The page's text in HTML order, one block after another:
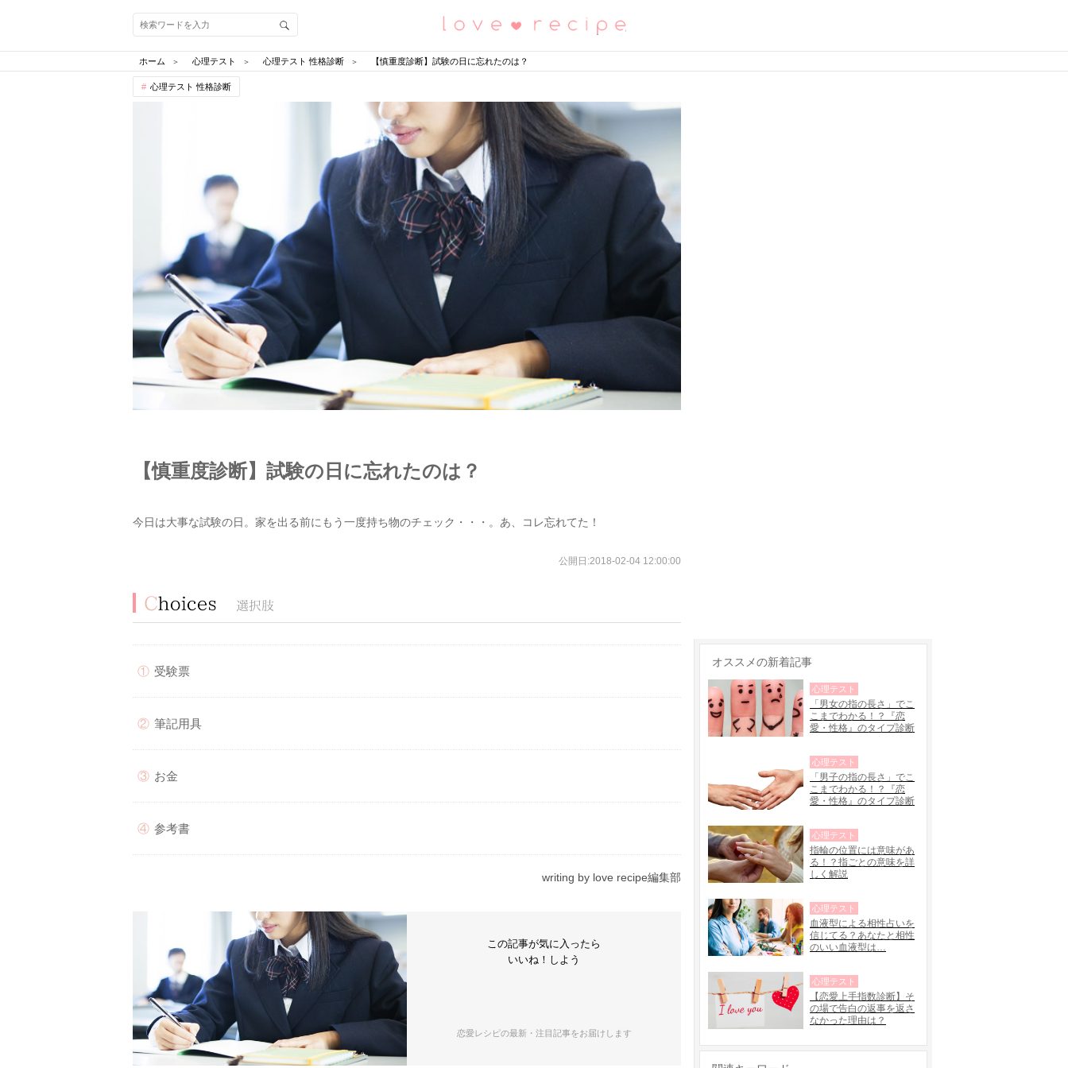
恋愛レシピ
ホーム 心理テスト 心理テスト 性格診断 【慎重度診断】試験の日に忘れたのは？
心理テスト 性格診断
【慎重度診断】試験の日に忘れたのは？
今日は大事な試験の日。家を出る前にもう一度持ち物のチェック・・・。あ、コレ忘れてた！
公開日:2018-02-04 12:00:00
受験票
筆記用具
お金
参考書
writing by love recipe編集部
この記事が気に入ったら
いいね！しよう
恋愛レシピの最新・注目記事をお届けします
オススメの新着記事
「男女の指の長さ」でこ
こまでわかる！？『恋
愛・性格』のタイプ診断
心理テスト
「男子の指の長さ」でこ
こまでわかる！？『恋
愛・性格』のタイプ診断
心理テスト
指輪の位置には意味があ
る！？指ごとの意味を詳
しく解説
心理テスト
血液型による相性占いを
信じてる？あなたと相性
のいい血液型は…
心理テスト
【恋愛上手指数診断】そ
の場で告白の返事を返さ
なかった理由は？
心理テスト